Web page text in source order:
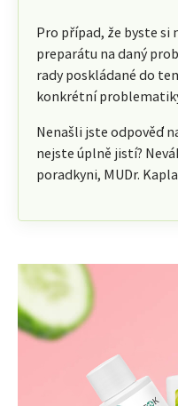
Pro případ, že byste si
preparátu na daný
rady poskládané do
konkrétní
Nenašli jste odpověď
nejste úplně jistí?
poradkyni, MUDr.